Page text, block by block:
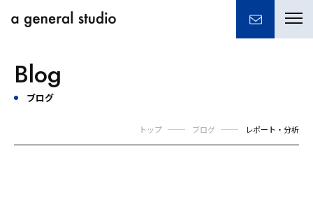
Blog
ブログ
トップ ブログ レポート・分析